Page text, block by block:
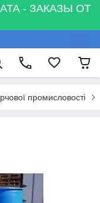
- ЗАКАЗЫ ОТ
промисловості